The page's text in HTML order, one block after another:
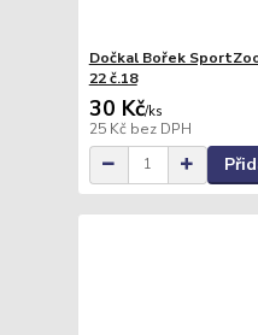
Dočkal Bořek
22 č.18
30 Kč/ks
25 Kč bez DPH